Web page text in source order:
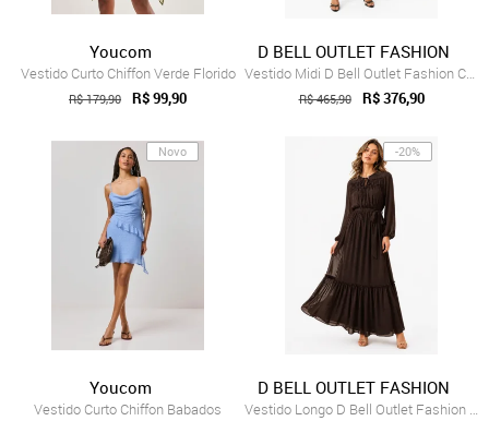
Youcom
Vestido Curto Chiffon Verde Florido
R$ 179,90 R$ 99,90
D BELL OUTLET FASHION
Vestido Midi D Bell Outlet Fashion Chiff...
R$ 465,90 R$ 376,90
Novo
Youcom
Vestido Curto Chiffon Babados
-20%
D BELL OUTLET FASHION
Vestido Longo D Bell Outlet Fashion Chif...